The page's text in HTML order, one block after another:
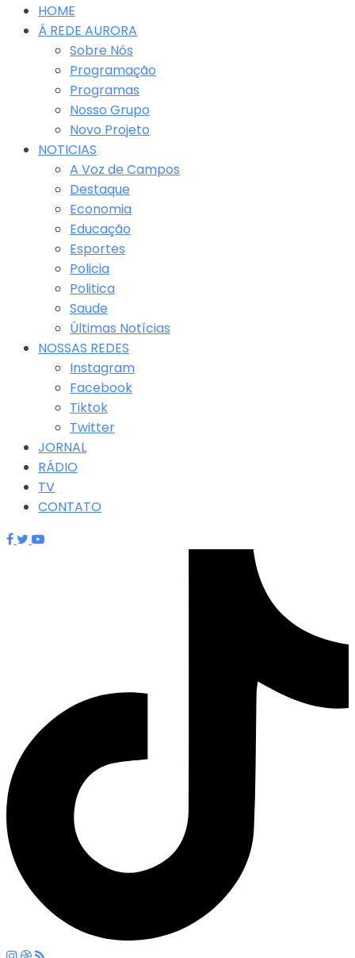
HOME
Á REDE AURORA
Sobre Nós
Programação
Programas
Nosso Grupo
Novo Projeto
NOTICIAS
A Voz de Campos
Destaque
Economia
Educação
Esportes
Policia
Politica
Saude
Últimas Notícias
NOSSAS REDES
Instagram
Facebook
Tiktok
Twitter
JORNAL
RÁDIO
TV
CONTATO